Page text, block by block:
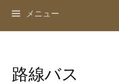
メニュー
路線バス